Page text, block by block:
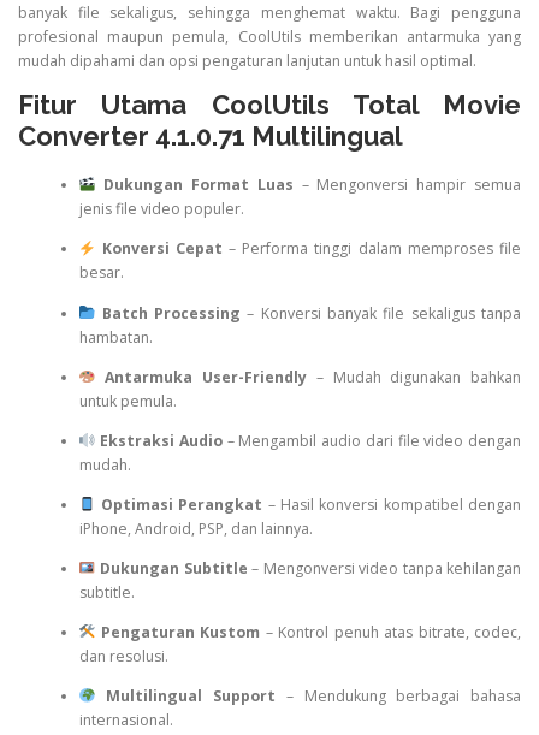
banyak file sekaligus, sehingga menghemat waktu. Bagi pengguna
profesional maupun pemula, CoolUtils memberikan antarmuka yang
mudah dipahami dan opsi pengaturan lanjutan untuk hasil optimal.
Fitur Utama CoolUtils Total Movie
Converter 4.1.0.71 Multilingual
Dukungan Format Luas – Mengonversi hampir semua
jenis file video populer.
Konversi Cepat – Performa tinggi dalam memproses file
besar.
Batch Processing – Konversi banyak file sekaligus tanpa
hambatan.
Antarmuka User-Friendly – Mudah digunakan bahkan
untuk pemula.
Ekstraksi Audio – Mengambil audio dari file video dengan
mudah.
Optimasi Perangkat – Hasil konversi kompatibel dengan
iPhone, Android, PSP, dan lainnya.
Dukungan Subtitle – Mengonversi video tanpa kehilangan
subtitle.
Pengaturan Kustom – Kontrol penuh atas bitrate, codec,
dan resolusi.
Multilingual Support – Mendukung berbagai bahasa
internasional.